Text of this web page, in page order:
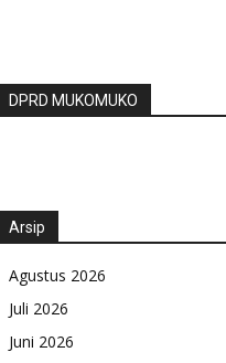
DPRD MUKOMUKO
Arsip
Agustus 2026
Juli 2026
Juni 2026